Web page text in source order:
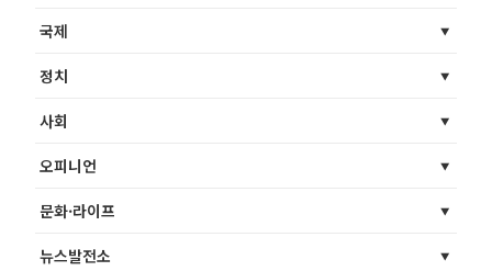
국제
정치
사회
오피니언
문화·라이프
뉴스발전소